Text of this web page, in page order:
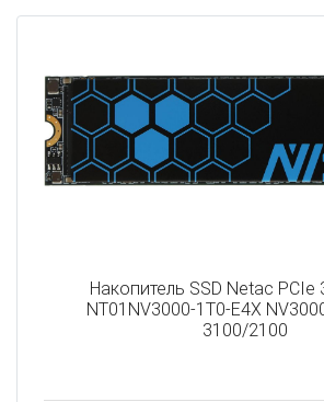
Накопитель SSD Netac PCIe
NT01NV3000-1T0-E4X
3100/2100